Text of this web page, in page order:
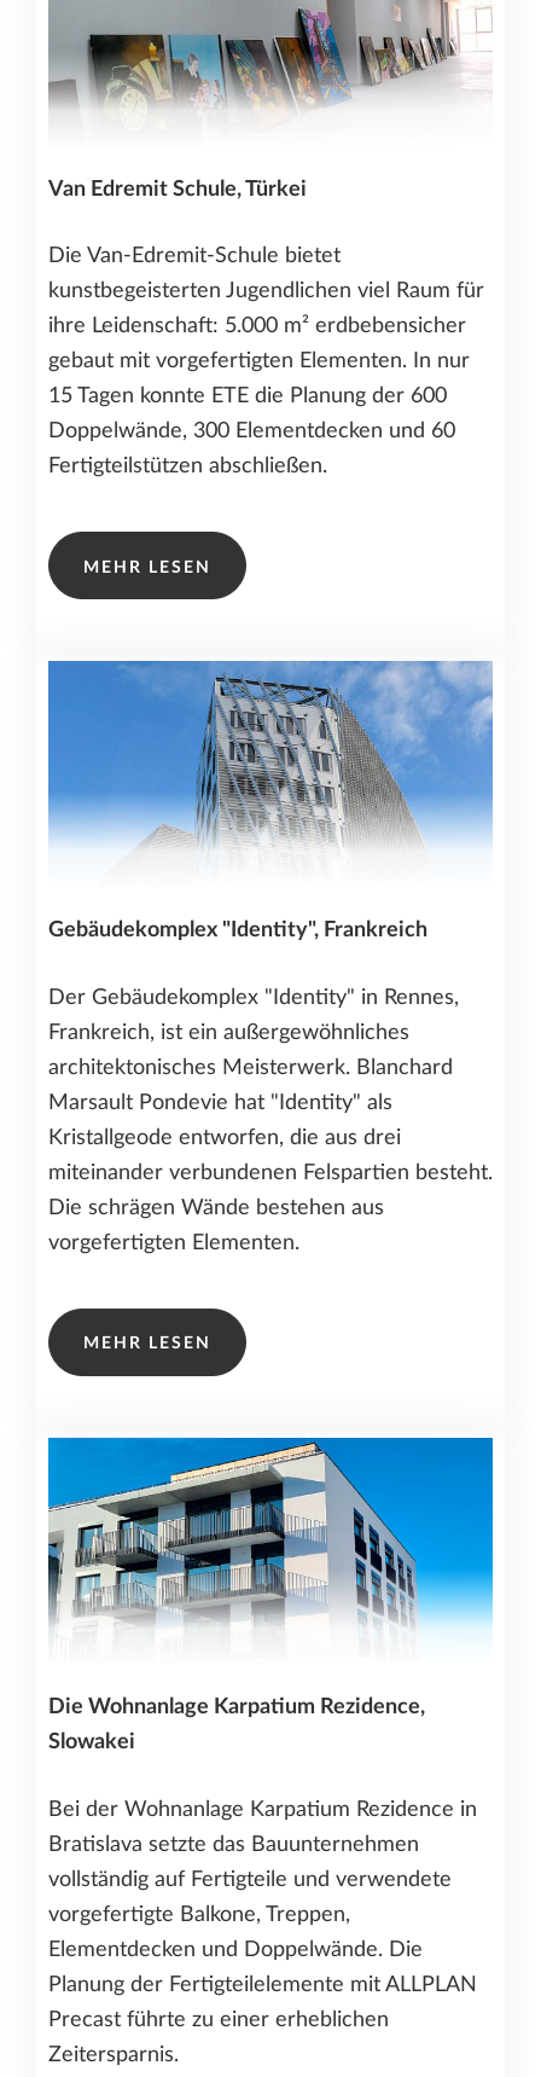
Van Edremit Schule, Türkei
Die Van-Edremit-Schule bietet
kunstbegeisterten Jugendlichen viel Raum für
ihre Leidenschaft: 5.000 m² erdbebensicher
gebaut mit vorgefertigten Elementen. In nur
15 Tagen konnte ETE die Planung der 600
Doppelwände, 300 Elementdecken und 60
Fertigteilstützen abschließen.
MEHR LESEN
Gebäudekomplex "Identity", Frankreich
Der Gebäudekomplex "Identity" in Rennes,
Frankreich, ist ein außergewöhnliches
architektonisches Meisterwerk. Blanchard
Marsault Pondevie hat "Identity" als
Kristallgeode entworfen, die aus drei
miteinander verbundenen Felspartien besteht.
Die schrägen Wände bestehen aus
vorgefertigten Elementen.
MEHR LESEN
Die Wohnanlage Karpatium Rezidence,
Slowakei
Bei der Wohnanlage Karpatium Rezidence in
Bratislava setzte das Bauunternehmen
vollständig auf Fertigteile und verwendete
vorgefertigte Balkone, Treppen,
Elementdecken und Doppelwände. Die
Planung der Fertigteilelemente mit ALLPLAN
Precast führte zu einer erheblichen
Zeitersparnis.